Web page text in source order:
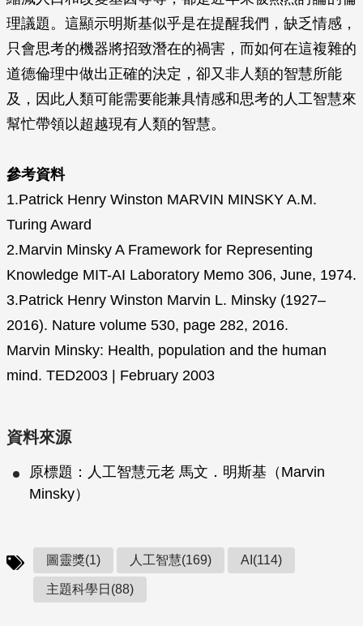
理議題。這顯示明斯基似乎是在提醒我們，缺乏情感，
只會思考的機器將招致潛在的禍害，而如何在這複雜的
道德倫理中做出正確的決定，卻又非人類的智慧所能
及，因此人類可能需要能兼具情感和思考的人工智慧來
幫忙帶領以超越現有人類的智慧。
參考資料
1.Patrick Henry Winston MARVIN MINSKY A.M.
Turing Award
2.Marvin Minsky A Framework for Representing
Knowledge MIT-AI Laboratory Memo 306, June, 1974.
3.Patrick Henry Winston Marvin L. Minsky (1927–
2016). Nature volume 530, page 282, 2016.
Marvin Minsky: Health, population and the human
mind. TED2003 | February 2003
資料來源
原標題：人工智慧元老 馬文．明斯基（Marvin
Minsky）
圖靈獎(1) 人工智慧(169) AI(114)
主題科學日(88)